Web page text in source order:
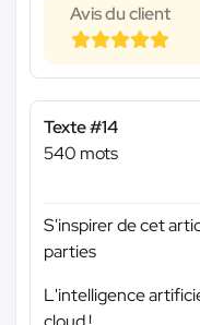
Avis du client
Texte #14
540 mots
S'inspirer de cet
parties
L'intelligence